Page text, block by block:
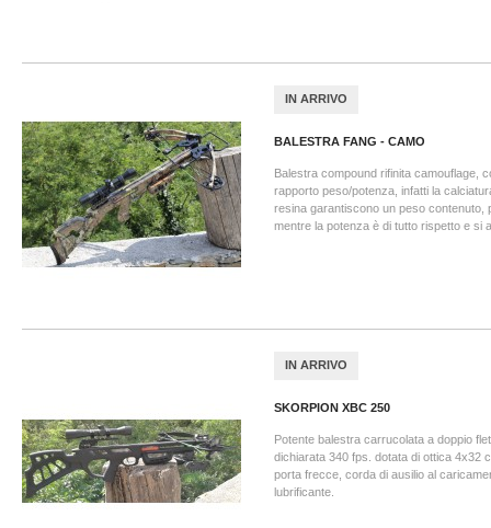
IN ARRIVO
BALESTRA FANG - CAMO
Balestra compound rifinita camouflage,
rapporto peso/potenza, infatti la
resina garantiscono un peso contenuto,
mentre la potenza è di tutto rispetto e si
IN ARRIVO
SKORPION XBC 250
Potente balestra carrucolata a doppio
dichiarata 340 fps. dotata di ottica 4x32
porta frecce, corda di ausilio al
lubrificante.